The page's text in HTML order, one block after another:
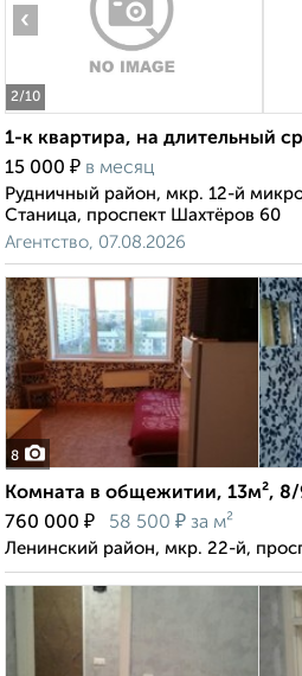
2/10
‹
1-к квартира, на длительный
15 000 ₽ в месяц
Рудничный район, мкр. 12-й
Станица, проспект Шахтёров 60
Агентство, 07.08.2026
8
Комната в общежитии, 13м²,
760 000 ₽ 58 500 ₽ за м²
Ленинский район, мкр. 22-й,